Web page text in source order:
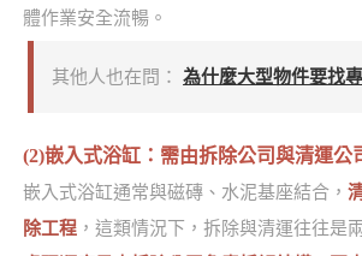
體作業安全流暢。
其他人也在問：為什麼大型物件要找
(2)嵌入式浴缸：需由拆除公司與清運公
嵌入式浴缸通常與磁磚、水泥基座結合，
除工程，這類情況下，拆除與清運往往是